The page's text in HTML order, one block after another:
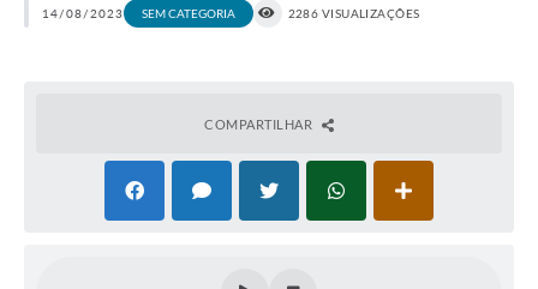
14/08/2023 SEM CATEGORIA 2286 VISUALIZAÇÕES
COMPARTILHAR